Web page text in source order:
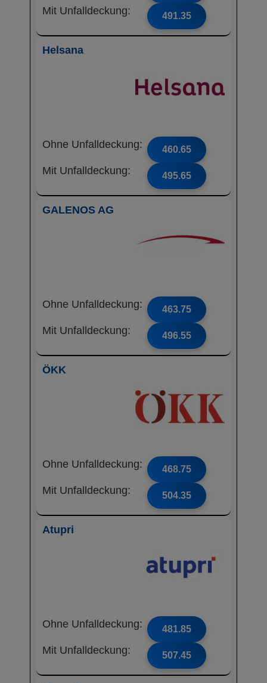
Mit Unfalldeckung: 491.35
Helsana
Ohne Unfalldeckung: 460.65
Mit Unfalldeckung: 495.65
GALENOS AG
Ohne Unfalldeckung: 463.75
Mit Unfalldeckung: 496.55
ÖKK
Ohne Unfalldeckung: 468.75
Mit Unfalldeckung: 504.35
Atupri
Ohne Unfalldeckung: 481.85
Mit Unfalldeckung: 507.45